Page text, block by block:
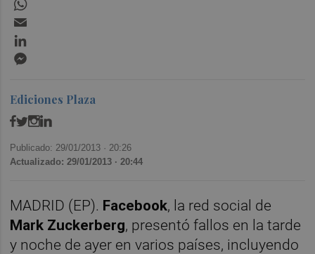
Ediciones Plaza
Publicado: 29/01/2013 · 20:26
Actualizado: 29/01/2013 · 20:44
MADRID (EP). Facebook, la red social de
Mark Zuckerberg, presentó fallos en la tarde
y noche de ayer en varios países, incluyendo